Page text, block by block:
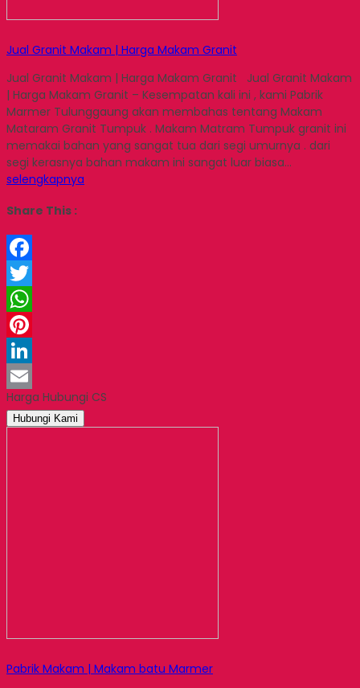
Jual Granit Makam | Harga Makam Granit
Jual Granit Makam | Harga Makam Granit Jual Granit Makam
| Harga Makam Granit – Kesempatan kali ini , kami Pabrik
Marmer Tulunggaung akan membahas tentang Makam
Mataram Granit Tumpuk . Makam Matram Tumpuk granit ini
memakai bahan yang sangat tua dari segi umurnya . dari
segi kerasnya bahan makam ini sangat luar biasa…
selengkapnya
Share This :
Facebook
Twitter
WhatsApp
Pinterest
LinkedIn
Email
Harga Hubungi CS
Hubungi Kami
Pabrik Makam | Makam batu Marmer